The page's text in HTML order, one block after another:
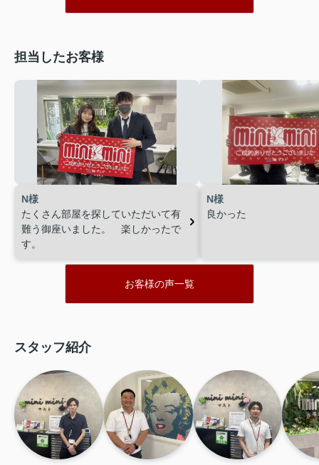
担当したお客様
N様
たくさん部屋を探していただいて有
難う御座いました。 楽しかったで
す。
N様
良かった
お客様の声一覧
スタッフ紹介